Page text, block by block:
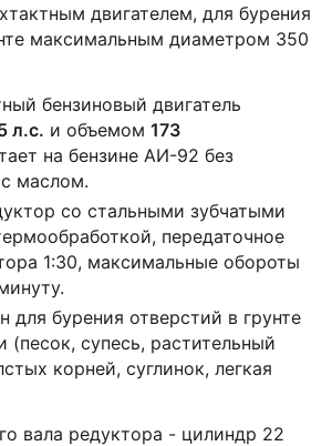
двигателем, для бурения
максимальным диаметром 350
бензиновый двигатель
л.с. и объемом 173
на бензине АИ-92 без
маслом.
со стальными зубчатыми
передаточное
1:30, максимальные обороты
для бурения отверстий в грунте
(песок, супесь, растительный
корней, суглинок, легкая
вала редуктора - цилиндр 22